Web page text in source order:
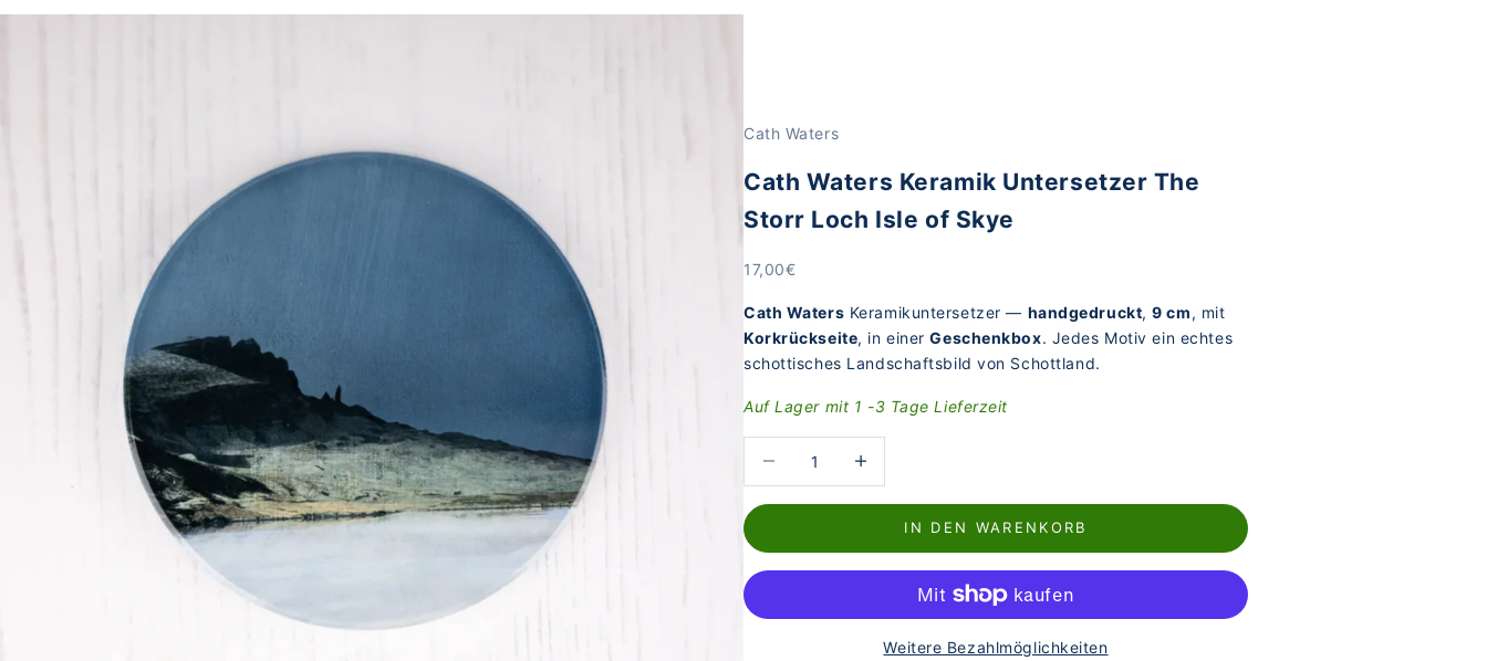
Cath Waters
Cath Waters Keramik Untersetzer The
Storr Loch Isle of Skye
Angebot
17,00€
Cath Waters Keramikuntersetzer — handgedruckt,9 cm, mit
Korkrückseite, in einerGeschenkbox. Jedes Motiv ein echtes
schottisches Landschaftsbild von Schottland.
Auf Lager mit 1 -3 Tage Lieferzeit
IN DEN WARENKORB
Weitere Bezahlmöglichkeiten